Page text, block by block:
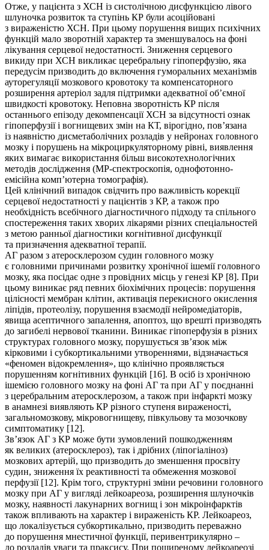
Отже, у пацієнта з ХСН із систолічною дисфункцією лівого
шлуночка розвиток та ступінь КР були асоційовані
з вираженістю ХСН. При цьому порушення вищих психічних
функцій мало зворотній характер та зменшувалось на фоні
лікування серцевої недостатності. Зниження серцевого
викиду при ХСН викликає церебральну гіпоперфузію, яка
передусім призводить до включення гуморальних механізмів
ауторегуляції мозкового кровотоку та компенсаторного
розширення артеріол задля підтримки адекватної об’ємної
швидкості кровотоку. Неповна зворотність КР після
останнього епізоду декомпенсації ХСН за відсутності ознак
гіпоперфузії і вогнищевих змін на КТ, вірогідно, пов’язана
із наявністю дисметаболічних розладів у нейронах головного
мозку і порушень на мікроциркуляторному рівні, виявлення
яких вимагає використання більш високотехнологічних
методів дослідження (МР-спектроскопія, однофотонно-
емісійна комп’ютерна томографія).
Цей клінічний випадок свідчить про важливість корекції
серцевої недостатності у пацієнтів з КР, а також про
необхідність всебічного діагностичного підходу та спільного
спостереження таких хворих лікарями різних спеціальностей
з метою ранньої діагностики когнітивної дисфункції
та призначення адекватної терапії.
АГ разом з атеросклерозом судин головного мозку
є головними причинами розвитку хронічної ішемії головного
мозку, яка посідає одне з провідних місць у генезі КР [8]. При
цьому виникає ряд певних біохімічних процесів: порушення
цілісності мембран клітин, активація перекисного окислення
ліпідів, протеолізу, порушення взаємодії нейромедіаторів,
явища асептичного запалення, апоптоз, що врешті призводять
до загибелі нервової тканини. Виникає гіпоперфузія в різних
структурах головного мозку, порушується зв’язок між
кірковими і субкортикальними утвореннями, відзначається
«феномен відокремлення», що клінічно проявляється
порушенням когнітивних функцій [16]. В осіб із хронічною
ішемією головного мозку на фоні АГ та при АГ у поєднанні
з церебральним атеросклерозом, а також при інфаркті мозку
в анамнезі виявляють КР різного ступеня вираженості,
загальномозкову, мікровогнищеву, півкульову та мозочкову
симптоматику [12].
Зв’язок АГ з КР може бути зумовлений пошкодженням
як великих (атеросклероз), так і дрібних (ліпогіаліноз)
мозкових артерій, що призводить до зменшення просвіту
судин, зниження їх реактивності та обмеження мозкової
перфузії [12]. Крім того, структурні зміни речовини головного
мозку при АГ у вигляді лейкоареоза, розширення шлуночків
мозку, наявності лакунарних вогнищ і зон мікроінфарктів
також впливають на характер і вираженість КР. Лейкоареоз,
що локалізується субкортикально, призводить переважно
до порушення мнестичної функції, перивентрикулярно –
до розладів уваги та праксису. При поширеному лейкоареозі